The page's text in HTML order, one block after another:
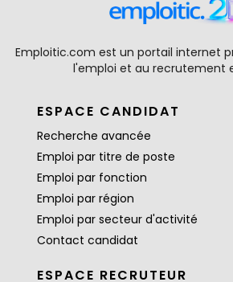
Emploitic.com est un portail internet
l'emploi et au recrutement
ESPACE CANDIDAT
Recherche avancée
Emploi par titre de poste
Emploi par fonction
Emploi par région
Emploi par secteur d'activité
Contact candidat
ESPACE RECRUTEUR